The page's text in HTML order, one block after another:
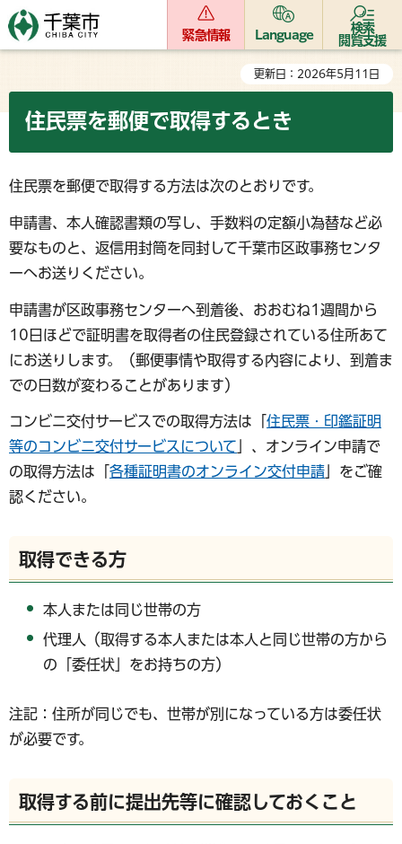
緊急情報 Language
検索
閲覧支援
更新日：2026年5月11日
住民票を郵便で取得するとき
住民票を郵便で取得する方法は次のとおりです。
申請書、本人確認書類の写し、手数料の定額小為替など必
要なものと、返信用封筒を同封して千葉市区政事務センタ
ーへお送りください。
申請書が区政事務センターへ到着後、おおむね1週間から
10日ほどで証明書を取得者の住民登録されている住所あて
にお送りします。（郵便事情や取得する内容により、到着ま
での日数が変わることがあります）
コンビニ交付サービスでの取得方法は「 住民票・印鑑証明
等のコンビニ交付サービスについて 」、オンライン申請で
の取得方法は「 各種証明書のオンライン交付申請 」をご確
認ください。
取得できる方
本人または同じ世帯の方
代理人（取得する本人または本人と同じ世帯の方から
の「委任状」をお持ちの方）
注記：住所が同じでも、世帯が別になっている方は委任状
が必要です。
取得する前に提出先等に確認しておくこと